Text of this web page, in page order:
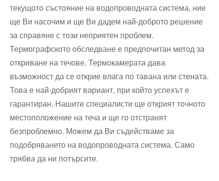
текущото състояние на водопроводната система, ние
ще Ви насочим и ще Ви дадем най-доброто решение
за справяне с този неприятен проблем.
Термографското обследване е предпочитан метод за
откриване на течове. Термокамерата дава
възможност да се открие влага по тавана или стената.
Това е най-добрият вариант, при който успехът е
гарантиран. Нашите специалисти ще открият точното
местоположение на теча и ще го отстранят
безпроблемно. Можем да Ви съдействаме за
подобряването на водопроводната система. Само
трябва да ни потърсите.